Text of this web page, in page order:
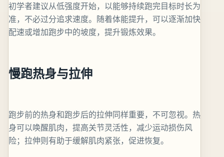
初学者建议从低强度开始，以能够持续跑完目标时长为
准，不必过分追求速度。随着体能提升，可以逐渐加快
配速或增加跑步中的坡度，提升锻炼效果。
慢跑热身与拉伸
跑步前的热身和跑步后的拉伸同样重要，不可忽视。热
身可以唤醒肌肉，提高关节灵活性，减少运动损伤风
险；拉伸则有助于缓解肌肉紧张，促进恢复。